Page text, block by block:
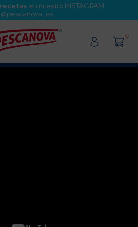
recetas en nuestro INSTAGRAM
@pescanova_es
0